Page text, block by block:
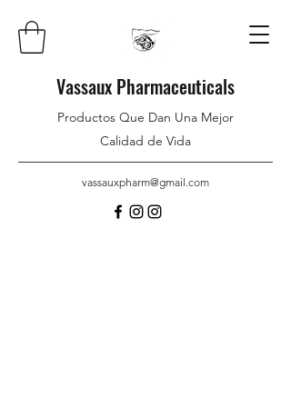
Vassaux Pharmaceuticals
Productos Que Dan Una Mejor
Calidad de Vida
vassauxpharm@gmail.com